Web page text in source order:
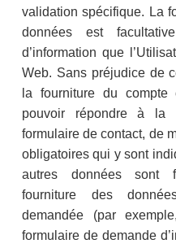
validation spécifique. La
données est
d’information que
Web. Sans préjudice de
la fourniture du
pouvoir répondre à la
formulaire de contact, de
obligatoires qui y sont
autres données sont
fourniture des
demandée (par
formulaire de demande